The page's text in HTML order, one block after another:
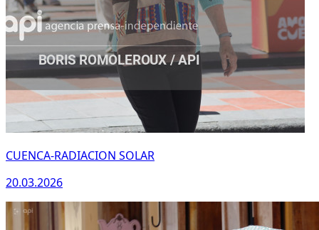
CUENCA-RADIACION SOLAR
20.03.2026